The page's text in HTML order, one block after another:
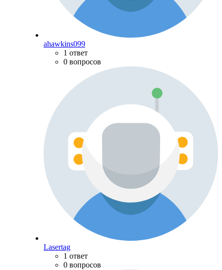
ahawkins099
1 ответ
0 вопросов
Lasertag
1 ответ
0 вопросов